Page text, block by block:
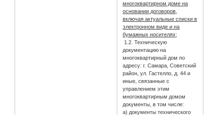
многоквартирном доме на
основании договоров,
включая актуальные списки в
электронном виде и на
бумажных носителях;
1.2. Техническую
документацию на
многоквартирный дом по
адресу: г. Самара, Советский
район, ул. Гастелло, д. 44 и
иные, связанные с
управлением этим
многоквартирным домом
документы, в том числе:
а) документы технического